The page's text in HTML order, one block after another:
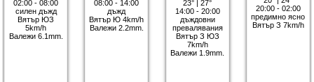
02:00 - 08:00
силен дъжд
Вятър ЮЗ
5km/h
Валежи 6.1mm.
08:00 - 14:00
дъжд
Вятър Ю 4km/h
Валежи 2.2mm.
23° |27°
14:00 - 20:00
дъждовни
превалявания
Вятър З ЮЗ
7km/h
Валежи 1.9mm.
20:00 - 02:00
предимно ясно
Вятър З 7km/h